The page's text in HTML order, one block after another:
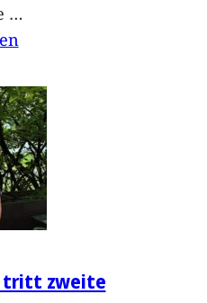
…
tritt zweite